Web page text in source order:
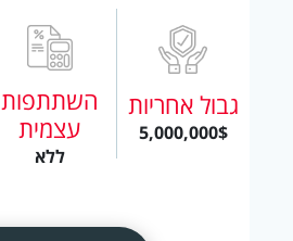
גבול אחריות
5,000,000$
השתתפות
עצמית
ללא